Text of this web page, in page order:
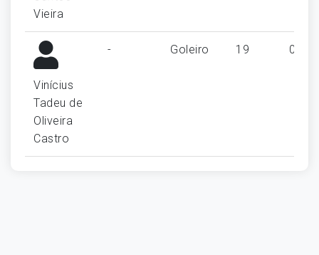
Vieira
Vinícius
Tadeu de
Oliveira
Castro
- Goleiro 19 0